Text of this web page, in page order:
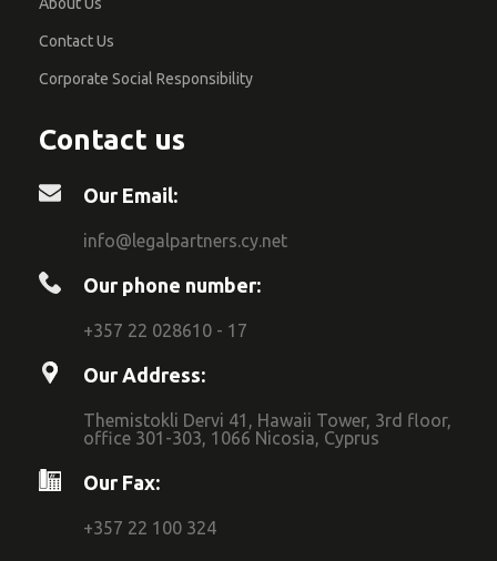
Contact Us
Corporate Social Responsibility
Contact us
Our Email:
info@legalpartners.cy.net
Our phone number:
+357 22 028610 - 17
Our Address:
Themistokli Dervi 41, Hawaii Tower, 3rd floor,
office 301-303, 1066 Nicosia, Cyprus
Our Fax:
+357 22 100 324